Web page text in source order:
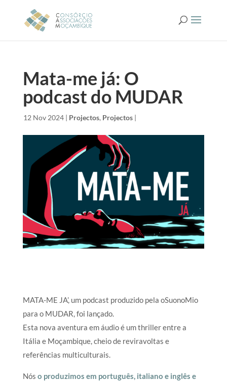
Mata-me já: O
podcast do MUDAR
12 Nov 2024| Projectos, Projectos|
MATA-ME JA’, um podcast produzido pela oSuonoMio
para o MUDAR, foi lançado.
Esta nova aventura em áudio é um thriller entre a
Itália e Moçambique, cheio de reviravoltas e
referências multiculturais.
Nós o produzimos em português, italiano e inglês e